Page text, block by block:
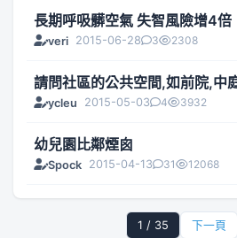
長期呼吸髒空氣 失智風險增4倍
veri 2015-06-28 3 2308
請問社區的公共空間,如前院,中
ycleu 2015-05-03 4 3932
幼兒園比鄰煙囪
Spock 2015-04-13 31 12068
1 / 35 下一頁